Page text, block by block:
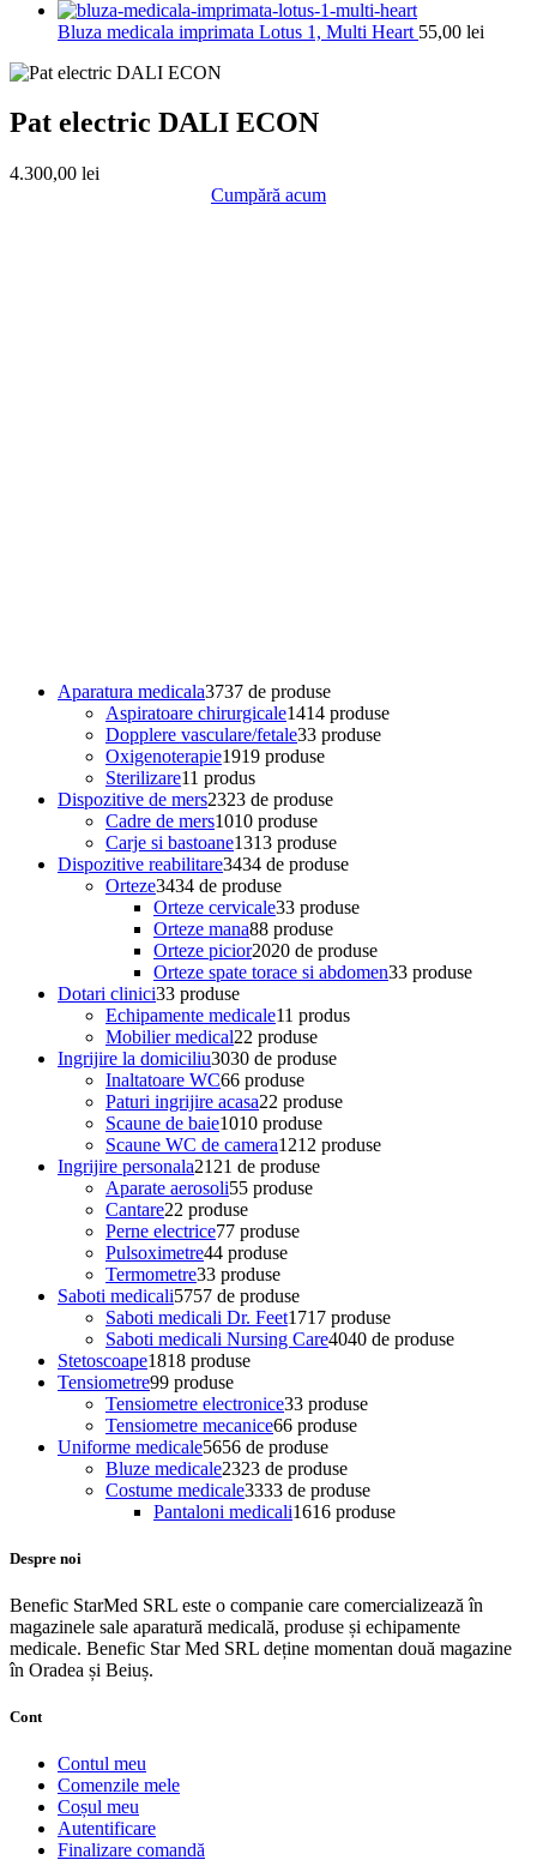
Bluza medicala imprimata Lotus 1, Multi Heart 55,00 lei
Pat electric DALI ECON
4.300,00 lei
Cumpără acum
Aparatura medicala3737 de produse
Aspiratoare chirurgicale1414 produse
Dopplere vasculare/fetale33 produse
Oxigenoterapie1919 produse
Sterilizare11 produs
Dispozitive de mers2323 de produse
Cadre de mers1010 produse
Carje si bastoane1313 produse
Dispozitive reabilitare3434 de produse
Orteze3434 de produse
Orteze cervicale33 produse
Orteze mana88 produse
Orteze picior2020 de produse
Orteze spate torace si abdomen33 produse
Dotari clinici33 produse
Echipamente medicale11 produs
Mobilier medical22 produse
Ingrijire la domiciliu3030 de produse
Inaltatoare WC66 produse
Paturi ingrijire acasa22 produse
Scaune de baie1010 produse
Scaune WC de camera1212 produse
Ingrijire personala21 21 de produse
Aparate aerosoli55 produse
Cantare22 produse
Perne electrice77 produse
Pulsoximetre44 produse
Termometre33 produse
Saboti medicali5757 de produse
Saboti medicali Dr. Feet1717 produse
Saboti medicali Nursing Care4040 de produse
Stetoscoape1818 produse
Tensiometre99 produse
Tensiometre electronice33 produse
Tensiometre mecanice66 produse
Uniforme medicale5656 de produse
Bluze medicale2323 de produse
Costume medicale3333 de produse
Pantaloni medicali1616 produse
Despre noi
Benefic StarMed SRL este o companie care comercializează în
magazinele sale aparatură medicală, produse și echipamente
medicale. Benefic Star Med SRL deține momentan două magazine
în Oradea și Beiuș.
Cont
Contul meu
Comenzile mele
Coșul meu
Autentificare
Finalizare comandă